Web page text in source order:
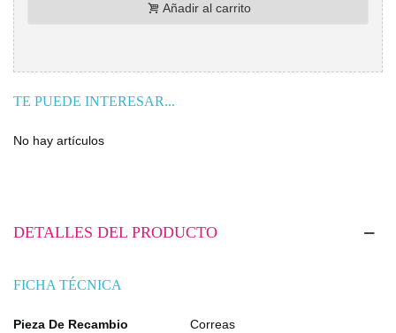
Añadir al carrito
TE PUEDE INTERESAR...
No hay artículos
DETALLES DEL PRODUCTO
FICHA TÉCNICA
Pieza De Recambio Correas